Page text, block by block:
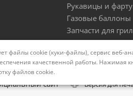
Рукавицы и
Газовые баллоны
Запчасти для
Политика
сайт Версия для
файлы cookie (куки-файлы), сервис веб-
качественной работы. Нажимая
файлов cookie.